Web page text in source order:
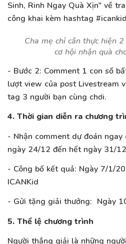
Sinh, Rinh Ngay Quà Xịn" về
công khai kèm hashtag
Cha mẹ chỉ cần thực hiện
cơ hội nhận quà
- Bước 2: Comment 1 con số
lượt view của post Livestream
tag 3 người bạn cùng chơi.
4. Thời gian diễn ra chương
- Nhận comment dự đoán
ngày 24/12 đến hết ngày 31/12
- Công bố kết quả: Ngày 7/1/
ICANKid
- Gửi tặng giải thưởng: Ngày
5. Thể lệ chương trình
Người thắng giải là những